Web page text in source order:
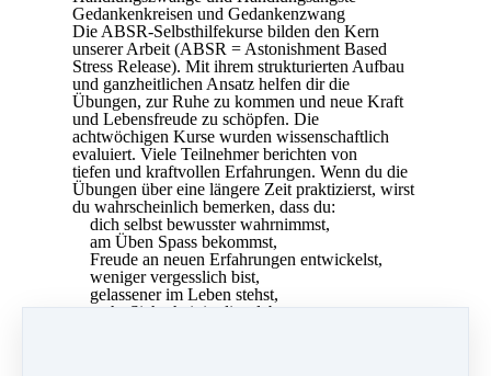
Gedankenkreisen und Gedankenzwang
Die ABSR-Selbsthilfekurse bilden den Kern
unserer Arbeit (ABSR = Astonishment Based
Stress Release). Mit ihrem strukturierten Aufbau
und ganzheitlichen Ansatz helfen dirdie
Übungen, zurRuhe zu kommen und neue Kraft
und Lebensfreude zu schöpfen. Die
achtwöchigen Kurse wurden wissenschaftlich
evaluiert. Viele Teilnehmerberichten von
tiefen und kraftvollen Erfahrungen. Wenn du die
Übungen über eine längere Zeit praktizierst, wirst
du wahrscheinlich bemerken, dass du:
dich selbst bewusster wahrnimmst,
am Üben Spass bekommst,
Freude an neuen Erfahrungen entwickelst,
weniger vergesslich bist,
gelassener im Leben stehst,
mehr Sicherheit in dir erlebst,